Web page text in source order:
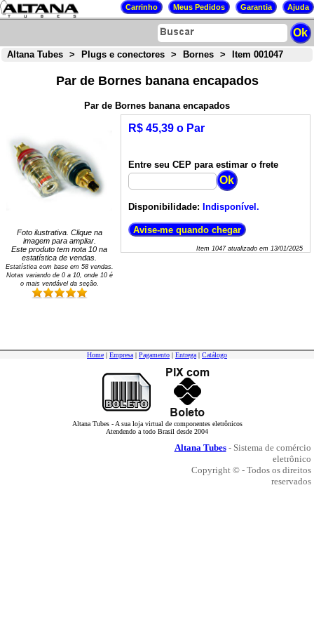
Altana Tubes > Plugs e conectores > Bornes > Item 001047
Par de Bornes banana encapados
Par de Bornes banana encapados
Foto ilustrativa. Clique na
imagem para ampliar.
Este produto tem nota 10 na
estatística de vendas.
Estatística com base em 58vendas.
Notas variando de 0a 10, onde 10 é
o mais vendável da seção.
R$ 45,39 o Par
Entre seu CEP para estimar o frete
Disponibilidade: Indisponível.
Item 1047atualizado em 13/01/2025
Home | Empresa | Pagamento | Entrega | Catálogo
Altana Tubes - A sua loja virtual de componentes eletrônicos
Atendendo a todo Brasil desde 2004
Altana Tubes- Sistema de comércio
eletrônico
Copyright © - Todos os direitos
reservados